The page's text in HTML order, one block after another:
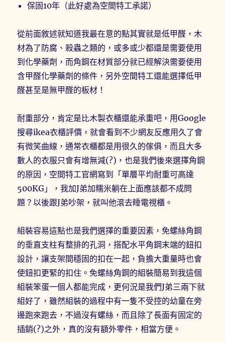
保固10年（此好處為空間特工承諾）
從前面敘述就知道我最在意的點其實就是低甲醛，木
材為了防腐、殺蟲之類的，或多或少都還是需要使用
到化學藥劑，而角鋼在材質部分就已經解決需要使用
含甲醛化學藥劑的條件，另外空間特工還能選擇低甲
醛甚至是無甲醛的板材！
耐重部分，肯定是比木製衣櫃還能承重吧，用Google
搜尋ikea衣櫃評價，就會看到不少網友反應用久了會
有微笑曲線，通常衣櫃都是用很久的傢俱，而且大多
數人的衣服只會有增無減(?)，也是我們後來選擇角鋼
的原因，空間特工官網寫到「單層平均耐重可高達
500KG」，我加J弟加糯米躺在上面應該都不成問
題？以後跟J弟吵架，就叫他滾去睡電視櫃。
組裝容易這點也是我們選擇的重要因素，免螺絲角鋼
的垂直支柱有整排的孔洞，搭配水平角鋼末端的鈕扣
設計，讓支架間穩固的扣在一起，負擔大重量時也會
使鈕扣更緊的扣住。免螺絲角鋼的組裝簡易到我這個
組裝笨蛋一個人都能完成，更何況是我們J弟三兩下就
組好了，雖然組裝的過程中有一隻不受控的幼童在旁
邊跑來跑去，不過沒有螺絲，而且除了長面有固定的
插銷(?)之外，真的沒有額外零件，相當方便。